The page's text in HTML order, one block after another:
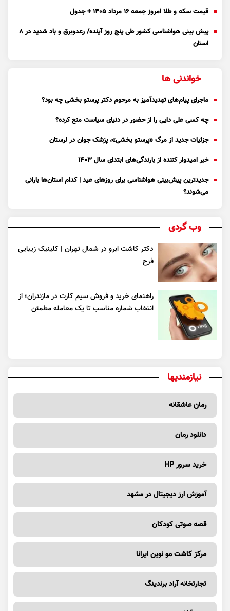
قیمت سکه و طلا امروز جمعه ۱۶ مرداد ۱۴۰۵ + جدول
پیش بینی هواشناسی کشور طی پنج روز آینده/ رعدوبرق و باد شدید در ۸
استان
خواندنی ها
ماجرای پیام‌های تهدیدآمیز به مرحوم دکتر پرستو بخشی چه بود؟
چه کسی علی دایی را از حضور در دنیای سیاست منع کرده؟
جزئیات جدید از مرگ «پرستو بخشی»، پزشک جوان در لرستان
خبر امیدوار کننده از بارندگی‌های ابتدای سال ۱۴۰۳
جدیدترین پیش‌بینی هواشناسی برای روزهای عید | کدام استان‌ها بارانی
می‌شوند؟
وب گردی
دکتر کاشت ابرو در شمال تهران | کلینیک زیبایی
فرح
راهنمای خرید و فروش سیم کارت در مازندران؛ از
انتخاب شماره مناسب تا یک معامله مطمئن
نیازمندیها
رمان عاشقانه
دانلود رمان
خرید سرور HP
آموزش ارز دیجیتال در مشهد
قصه صوتی کودکان
مرکز کاشت مو نوین ایرانا
تجارتخانه آراد برندینگ